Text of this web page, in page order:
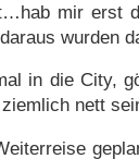
mir erst
wurden
in die City,
nett